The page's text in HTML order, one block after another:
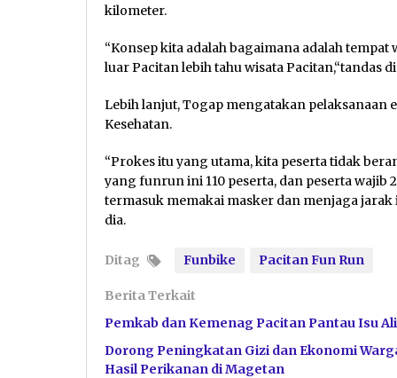
kilometer.
“Konsep kita adalah bagaimana adalah
luar Pacitan lebih tahu wisata Pacitan,“tandas
Lebih lanjut, Togap mengatakan
Kesehatan.
“Prokes itu yang utama, kita peserta tidak
yang funrun ini 110 peserta, dan peserta wajib
termasuk memakai masker dan menjaga
dia.
Ditag Funbike Pacitan Fun Run
Berita Terkait
Pemkab dan Kemenag Pacitan Pantau Isu
Dorong Peningkatan Gizi dan Ekonomi
Hasil Perikanan di Magetan